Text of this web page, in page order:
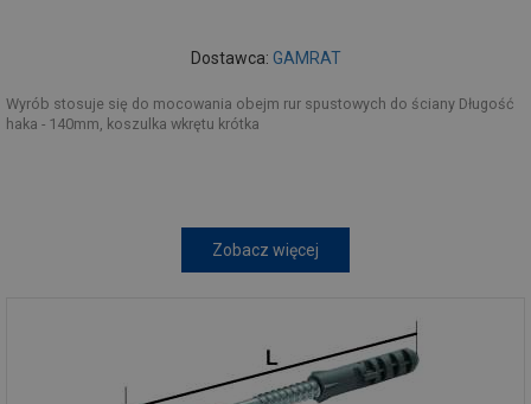
Dostawca: GAMRAT
Wyrób stosuje się do mocowania obejm rur spustowych do ściany Długość
haka - 140mm, koszulka wkrętu krótka
Zobacz więcej